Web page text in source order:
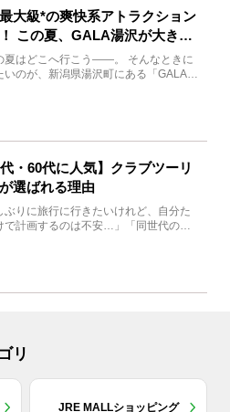
大級*の爽快系アトラクション
この夏、GALA湯沢が大きく
変わる
夏はどこへ行こう――。 そんなときに
いのが、新潟県湯沢町にある「GALA湯
代・60代に人気】クラブツーリ
選ばれる理由
ぶりに旅行に行きたいけれど、自分た
で計画するのは不安…」「同世代の方
リ
JRE MALLショッピング